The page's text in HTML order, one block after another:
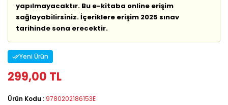
yapılmayacaktır. Bu e-kitaba online erişim
sağlayabilirsiniz. İçeriklere erişim 2025 sınav
tarihinde sona erecektir.
Yeni Ürün
299,00 TL
Ürün Kodu : 9780202186153E